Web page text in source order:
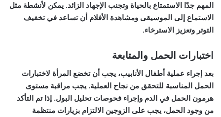
المهم جدًا الاستمتاع بالحياة وتجنب الإجهاد الزائد. يمكن لأنشطة مثل
الاستماع إلى الموسيقى ومشاهدة الأفلام أن تساعد في تخفيف
التوتر وتعزيز الاسترخاء.
اختبارات الحمل والمتابعة
بعد إجراء عملية أطفال الأنابيب، يجب أن تخضع المرأة لاختبارات
الحمل المناسبة للتحقق من نجاح العملية. يجب مراقبة مستوى
هرمون الحمل في الدم وإجراء فحوصات تحليل البول. إذا تم التأكد
من وجود الحمل، يجب على الزوجين الالتزام بزيارات منتظمة